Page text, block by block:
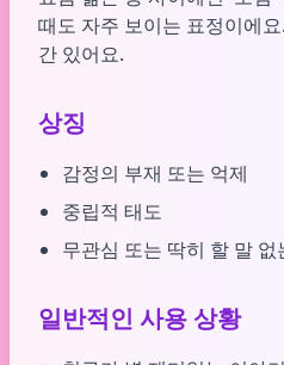
때도 자주 보이는 표정이에
간 있어요.
상징
감정의 부재 또는 억제
중립적 태도
무관심 또는 딱히 할 말 없
일반적인 사용 상황